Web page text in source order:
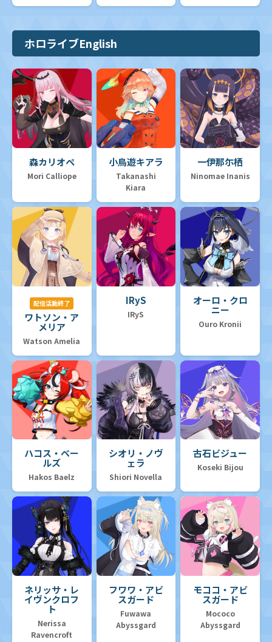
ホロライブEnglish
森カリオペ
Mori Calliope
小鳥遊キアラ
Takanashi
Kiara
一伊那尓栖
Ninomae Inanis
配信活動終了
ワトソン・ア
メリア
Watson Amelia
IRyS
IRyS
オーロ・クロ
ニー
Ouro Kronii
ハコス・ベー
ルズ
Hakos Baelz
シオリ・ノヴ
ェラ
Shiori Novella
古石ビジュー
Koseki Bijou
ネリッサ・レ
イヴンクロフ
ト
Nerissa
Ravencroft
フワワ・アビ
スガード
Fuwawa
Abyssgard
モココ・アビ
スガード
Mococo
Abyssgard